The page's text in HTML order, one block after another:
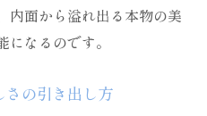
内面から溢れ出る本物の美
なるのです。
さの引き出し方